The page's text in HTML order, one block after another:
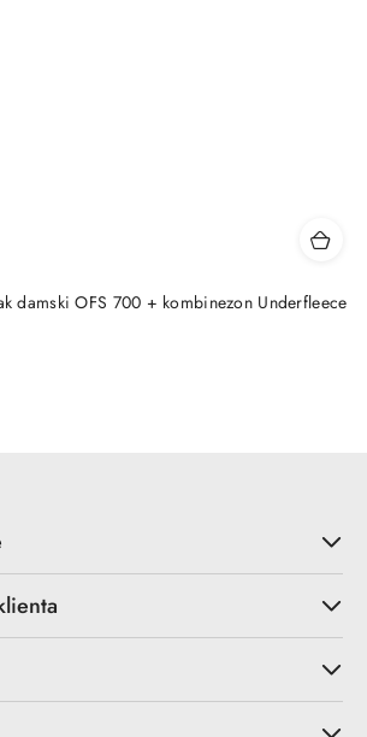
damski OFS 700 + kombinezon Underfleece